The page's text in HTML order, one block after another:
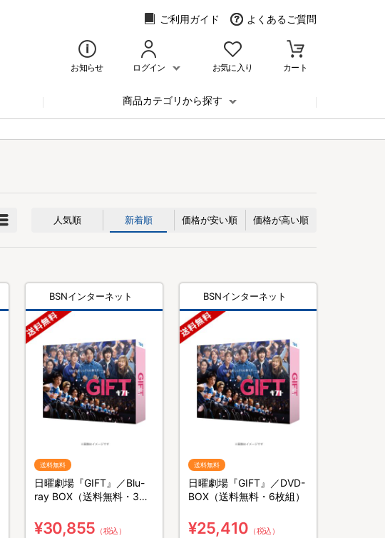
ご利用ガイド よくあるご質問
お知らせ ログイン お気に入り カート
商品カテゴリから探す
人気順 新着順 価格が安い順 価格が高い順
BSNインターネット
送料無料
日曜劇場『GIFT』／Blu-
ray BOX（送料無料・3枚
¥30,855 （税込）
BSNインターネット
送料無料
日曜劇場『GIFT』／DVD-
BOX（送料無料・6枚組）
¥25,410 （税込）